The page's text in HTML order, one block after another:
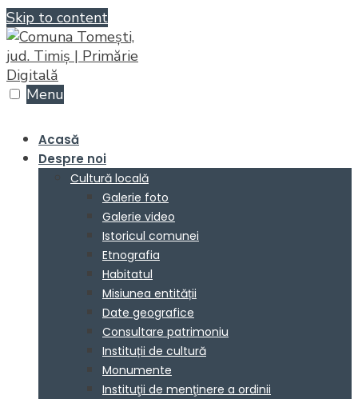
Skip to content
Menu
Acasă
Despre noi
Cultură locală
Galerie foto
Galerie video
Istoricul comunei
Etnografia
Habitatul
Misiunea entității
Date geografice
Consultare patrimoniu
Instituții de cultură
Monumente
Instituţii de menţinere a ordinii